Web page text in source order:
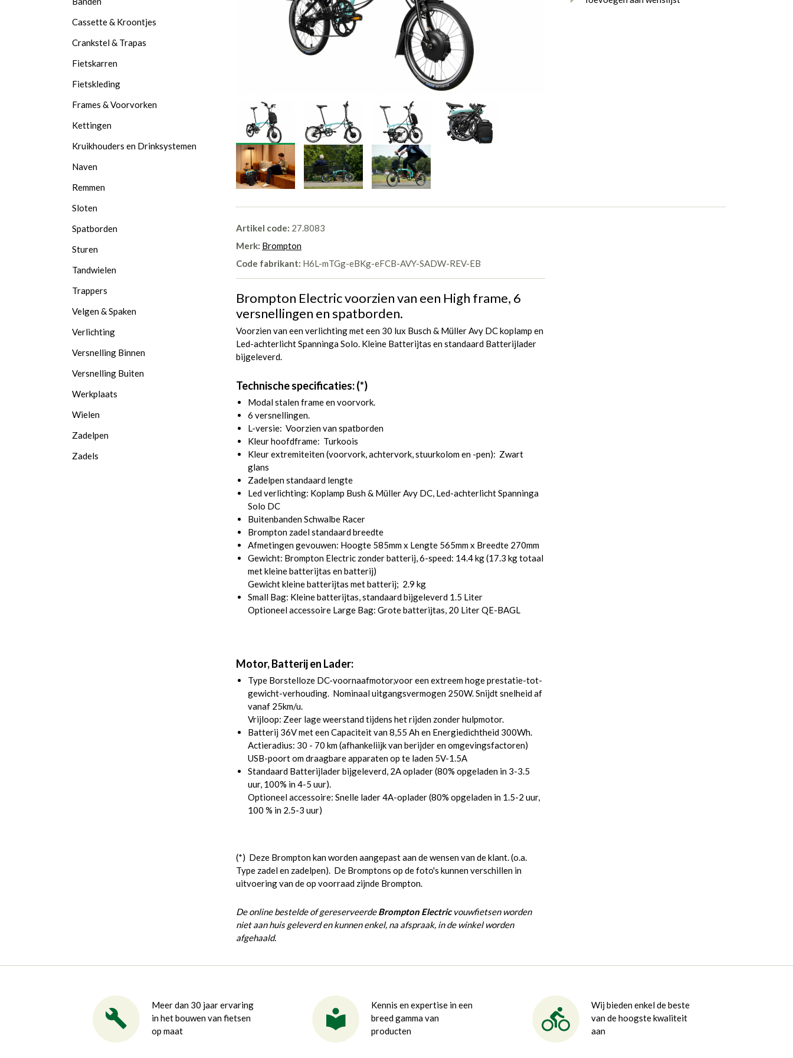
Artikel code: 27.8083
Merk: Brompton
Code fabrikant: H6L-mTGg-eBKg-eFCB-AVY-SADW-REV-EB
Brompton Electric voorzien van een High frame, 6
versnellingen en spatborden.
Voorzien van een verlichting met een 30 lux Busch & Müller Avy DC koplamp en
Led-achterlicht Spanninga Solo. Kleine Batterijtas en standaard Batterijlader
bijgeleverd.
Technische specificaties: (*)
Modal stalen frame en voorvork.
6 versnellingen.
L-versie: Voorzien van spatborden
Kleur hoofdframe: Turkoois
Kleur extremiteiten (voorvork, achtervork, stuurkolom en -pen): Zwart
glans
Zadelpen standaard lengte
Led verlichting: Koplamp Bush & Müller Avy DC, Led-achterlicht Spanninga
Solo DC
Buitenbanden Schwalbe Racer
Brompton zadel standaard breedte
Afmetingen gevouwen: Hoogte 585mm x Lengte 565mm x Breedte 270mm
Gewicht: Brompton Electric zonder batterij, 6-speed: 14.4 kg (17.3 kg totaal
met kleine batterijtas en batterij)
Gewicht kleine batterijtas met batterij; 2.9 kg
Small Bag: Kleine batterijtas, standaard bijgeleverd 1.5 Liter
Optioneel accessoire Large Bag: Grote batterijtas, 20 LiterQE-BAGL
Motor, Batterij en Lader:
Type Borstelloze DC-voornaafmotor,voor een extreem hoge prestatie-tot-
gewicht-verhouding. Nominaal uitgangsvermogen 250W. Snijdt snelheid af
vanaf 25km/u.
Vrijloop: Zeer lage weerstand tijdens het rijden zonder hulpmotor.
Batterij 36V met een Capaciteit van 8,55 Ah en Energiedichtheid 300Wh.
Actieradius: 30 - 70 km (afhankeliijk van berijder en omgevingsfactoren)
USB-poort om draagbare apparaten op te laden 5V-1.5A
Standaard Batterijlader bijgeleverd, 2A oplader (80% opgeladen in 3-3.5
uur, 100% in 4-5 uur).
Optioneel accessoire: Snelle lader 4A-oplader (80% opgeladen in 1.5-2 uur,
100 % in 2.5-3 uur)
(*) Deze Brompton kan worden aangepast aan de wensen van de klant. (o.a.
Type zadel en zadelpen). De Bromptons op de foto's kunnen verschillen in
uitvoering van de op voorraad zijnde Brompton.
De online bestelde of gereserveerdeBrompton Electricvouwfietsen worden
niet aan huis geleverd en kunnen enkel, na afspraak, in de winkel worden
afgehaald.
Cassette & Kroontjes
Crankstel & Trapas
Fietskarren
Fietskleding
Frames & Voorvorken
Kettingen
Kruikhouders en Drinksystemen
Naven
Remmen
Sloten
Spatborden
Sturen
Tandwielen
Trappers
Velgen & Spaken
Verlichting
Versnelling Binnen
Versnelling Buiten
Werkplaats
Wielen
Zadelpen
Zadels
Meer dan 30 jaar ervaring
in het bouwen van fietsen
op maat
Kennis en expertise in een
breed gamma van
producten
Wij bieden enkel de beste
van de hoogste kwaliteit
aan